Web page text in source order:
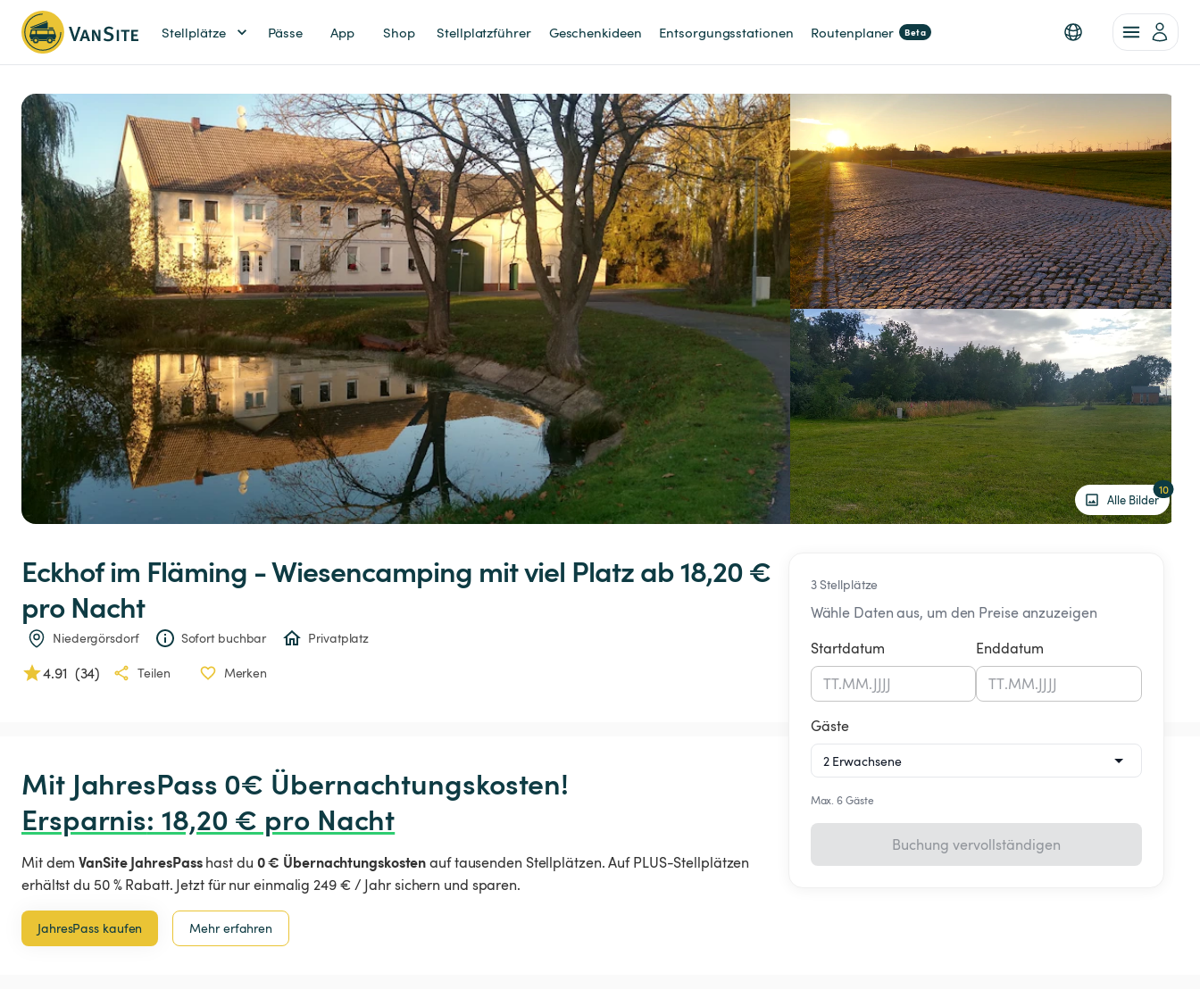
Stellplätze Pässe App Shop Stellplatzführer Geschenkideen Entsorgungsstationen Routenplaner Beta
Alle Bilder
10
Eckhofim Fläming -Wiesencamping mitviel Platz ab 18,20 €
pro Nacht
Niedergörsdorf Sofort buchbar Privatplatz
4.91 (34) Teilen Merken
3 Stellplätze
Wähle Daten aus, um den Preise anzuzeigen
Startdatum
TT.MM.JJJJ
Enddatum
TT.MM.JJJJ
Gäste
Max. 6 Gäste
Buchung vervollständigen
Ersparnis: 18,20 € pro Nacht
Mit demVanSite JahresPasshast du 0 € Übernachtungskostenauf tausenden Stellplätzen. Auf PLUS-Stellplätzen
erhältst du 50 % Rabatt. Jetzt für nur einmalig 249 € / Jahr sichern und sparen.
JahresPass kaufen Mehr erfahren